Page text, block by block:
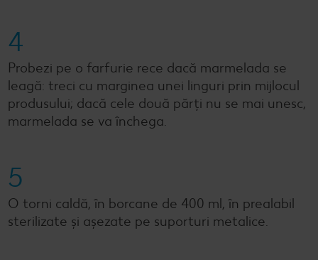
4
Probezi pe o farfurie rece dacă marmelada se
leagă: treci cu marginea unei linguri prin mijlocul
produsului; dacă cele două părți nu se mai unesc,
marmelada se va închega.
5
O torni caldă, în borcane de 400 ml, în prealabil
sterilizate și așezate pe suporturi metalice.